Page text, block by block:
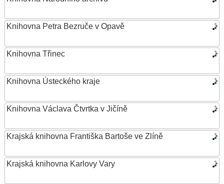
Knihovna Petra Bezruče v Opavě
Knihovna Třinec
Knihovna Ústeckého kraje
Knihovna Václava Čtvrtka v Jičíně
Krajská knihovna Františka Bartoše ve Zlíně
Krajská knihovna Karlovy Vary